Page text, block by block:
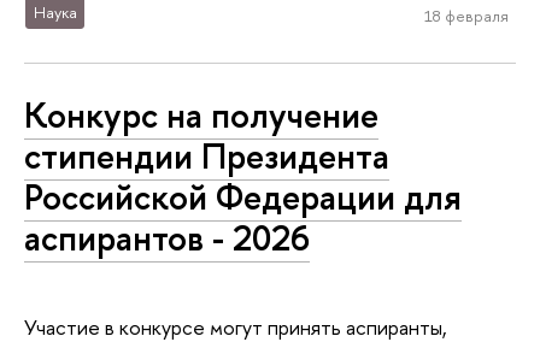
Наука 18 февраля
Конкурс на получение
стипендии Президента
Российской Федерации для
аспирантов - 2026
Участие в конкурсе могут принять аспиранты,